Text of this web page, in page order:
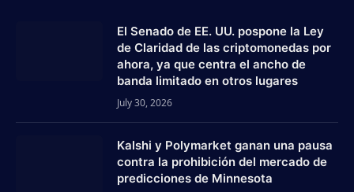
El Senado de EE. UU. pospone la Ley
de Claridad de las criptomonedas por
ahora, ya que centra el ancho de
banda limitado en otros lugares
July 30, 2026
Kalshi y Polymarket ganan una pausa
contra la prohibición del mercado de
predicciones de Minnesota